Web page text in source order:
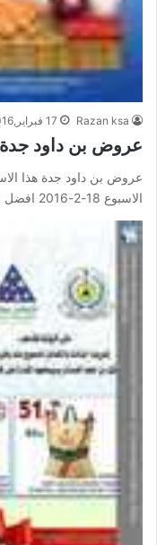
Razan ksa 17 فبراير,2016
عروض بن داود جدة هذا
الاسبوع 18-2-2016 افضل العروض اليوم 10 جمادى الاول…